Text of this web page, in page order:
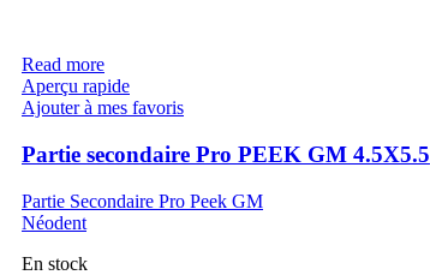
Read more
Aperçu rapide
Ajouter à mes favoris
Partie secondaire Pro PEEK GM 4.5X5.5
Partie Secondaire Pro Peek GM
Néodent
En stock